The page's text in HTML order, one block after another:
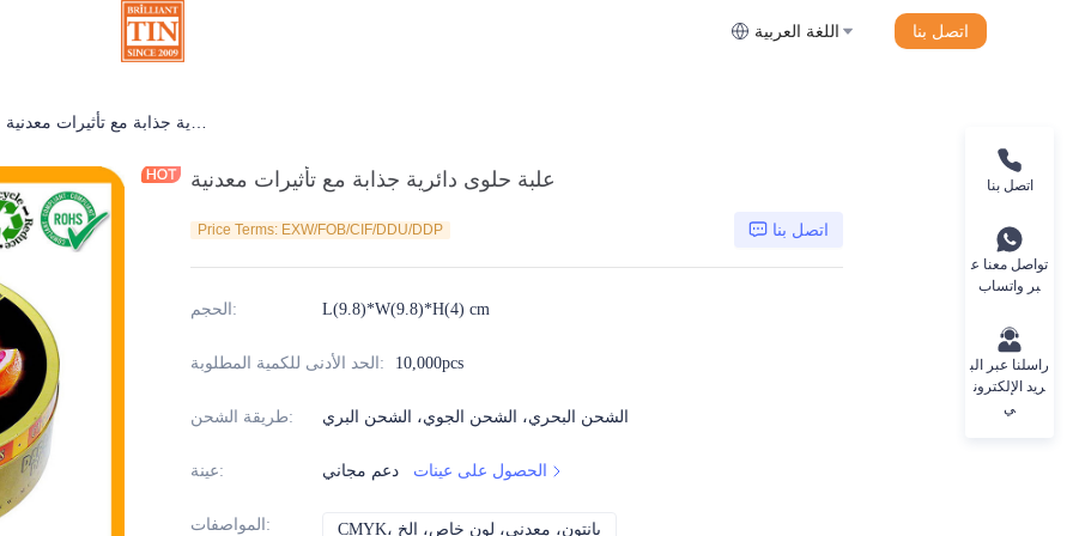
اللغة العربية اتصل بنا
علب
علبة حلوى دائرية جذابة مع تأثيرات معدنية
Price Terms: EXW/FOB/CIF/DDU/DDP اتصل بنا
الحجم : L(9.8)*W(9.8)*H(4) cm
الحد الأدنى للكمية المطلوبة : 10,000pcs
طريقة الشحن: الشحن البحري، الشحن الجوي، الشحن البري
عينة: دعم مجاني الحصول على عينات
المواصفات : CMYK، بانتون، معدني، لون خاص، إلخ
اتصل بنا
تواصل معنا ع
بر واتساب
راسلنا عبر الب
ريد الإلكترون
ي